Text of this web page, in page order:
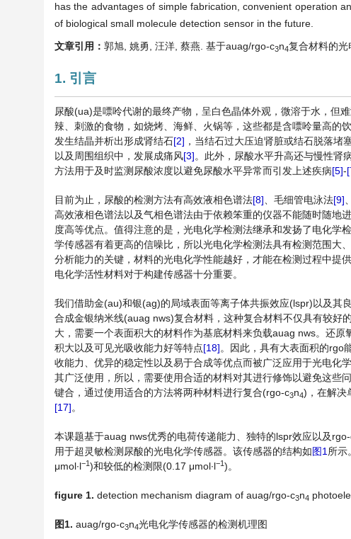
has the advantages of simple fabrication, convenient operation
of biological small molecule detection sensor in the future.
文章引用： 郭旭, 姚勇, 汪洋, 蔡燕. 基于auag/rgo-c3n4复合材料的
1. 引言
尿酸(ua)是嘌呤代谢的最终产物，呈白色晶体外观，微溶于水，但
辣、刺激的食物，如烧烤、海鲜、火锅等，这些都是含嘌呤量高的
发生结晶并析出形成肾结石[2] ，当结石过大压迫肾脏或结石脱落
以及周围组织中，发展成痛风[3]。此外，尿酸水平升高还与慢性肾
方法用于及时监测尿酸浓度以避免尿酸水平异常而引发上述疾病[5]-
目前为止，尿酸的检测方法有高效液相色谱法[8] 、毛细管电泳法[9]
高效液相色谱法以及气相色谱法由于依赖笨重的仪器不能随时随地
度高等优点。值得注意的是，光电化学检测法继承和发扬了电化学
学传感器有着更高的信噪比，所以光电化学检测法具有检测范围大
分析能力的关键，材料的光电化学性能越好，才能在检测过程中提
电化学活性材料对于构建传感器十分重要。
我们借助金(au)和银(ag)的局域表面等离子体共振效应(lspr)以及其
合成金银纳米线(auag nws)复合材料，这种复合材料不仅具有较好
大，需要一个表面积大的材料作为基底材料来负载auag nws。还
积大以及可见光吸收能力好等特点[18]。因此，具有大表面积的rgo
收能力、优异的稳定性以及易于合成等优点而被广泛应用于光电化
其广泛使用，所以，需要使用合适的材料对其进行修饰以避免这些
键合，通过使用适合的方法将两种材料进行复合(rgo-c3n4)，在解决
[17]。
本课题基于auag nws优秀的电荷传递能力、独特的lspr效应以及
用于超灵敏检测尿酸的光电化学传感器。该传感器的结构如图1 所示
μmol∙l−1)和较低的检测限(0.17 μmol∙l−1)。
figure 1. detection mechanism diagram of auag/rgo-c3n4
图1. auag/rgo-c3n4光电化学传感器的检测机理图